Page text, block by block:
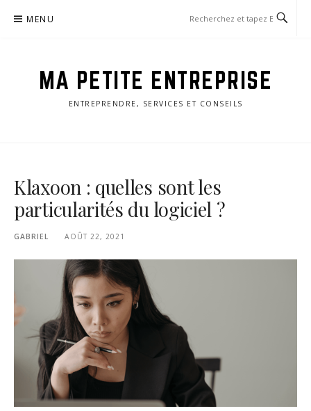
MENU
MA PETITE ENTREPRISE
ENTREPRENDRE, SERVICES ET CONSEILS
Klaxoon : quelles sont les
particularités du logiciel ?
GABRIEL AOÛT 22, 2021